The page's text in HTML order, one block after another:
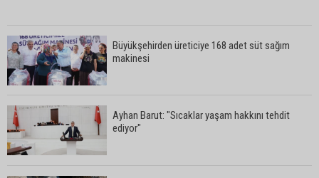
Büyükşehirden üreticiye 168 adet süt sağım
makinesi
Ayhan Barut: "Sıcaklar yaşam hakkını tehdit
ediyor"